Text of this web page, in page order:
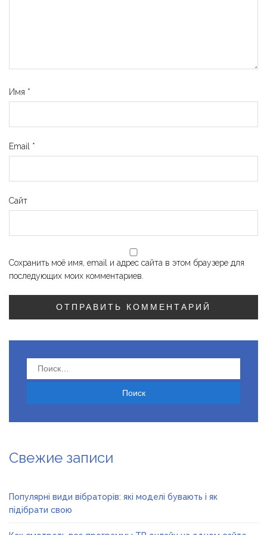
Имя *
Email *
Сайт
Сохранить моё имя, email и адрес сайта в этом браузере для
последующих моих комментариев.
Найти:
Свежие записи
Популярні види вібраторів: які моделі бувають і як
підібрати свою